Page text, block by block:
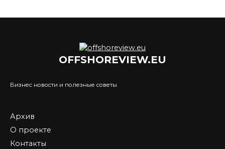
OFFSHOREVIEW.EU
Бизнес новости и полезные советы
Архив
О проекте
Контакты